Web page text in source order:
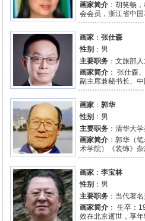
画家简介 ：胡笑畅
会会员，浙江省中
画家 ：张仕森
性别 ：男
主要职务 ：文旅部
画家简介 ： 张仕森
副主席兼秘书长、
画家 ：郭华
性别 ：男
主要职务 ：清华大
画家简介 ：郭华（
术学院）《装饰》
画家 ：李宝林
性别 ：男
主要职务 ：当代著
画家简介 ： 生卒：
效在北京逝世，享